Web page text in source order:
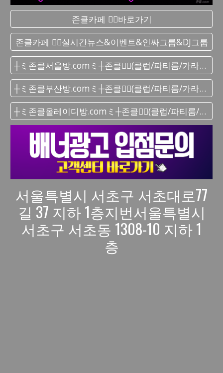
존클카페 ❤️‍🔥바로가기
존클카페 ❤️‍🔥실시간 뉴스&이벤트&인싸그룹&DJ그룹
┼ミ존클서울방.comミ┼존클❤️‍🔥(클럽/파티룸/가라오케) - 단톡방
┼ミ존클부산방.comミ┼존클❤️‍🔥(클럽/파티룸/가라오케) - 단톡방
┼ミ존클올레이디방.comミ┼존클❤️‍🔥(클럽/파티룸/가라오케) - 단톡방
서울특별시 서초구 서초대로77
길 37 지하 1층지번서울특별시
서초구 서초동 1308-10 지하 1
층